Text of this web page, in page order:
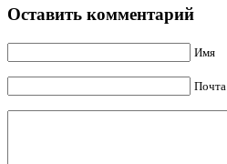
Оставить комментарий
Имя
Почта